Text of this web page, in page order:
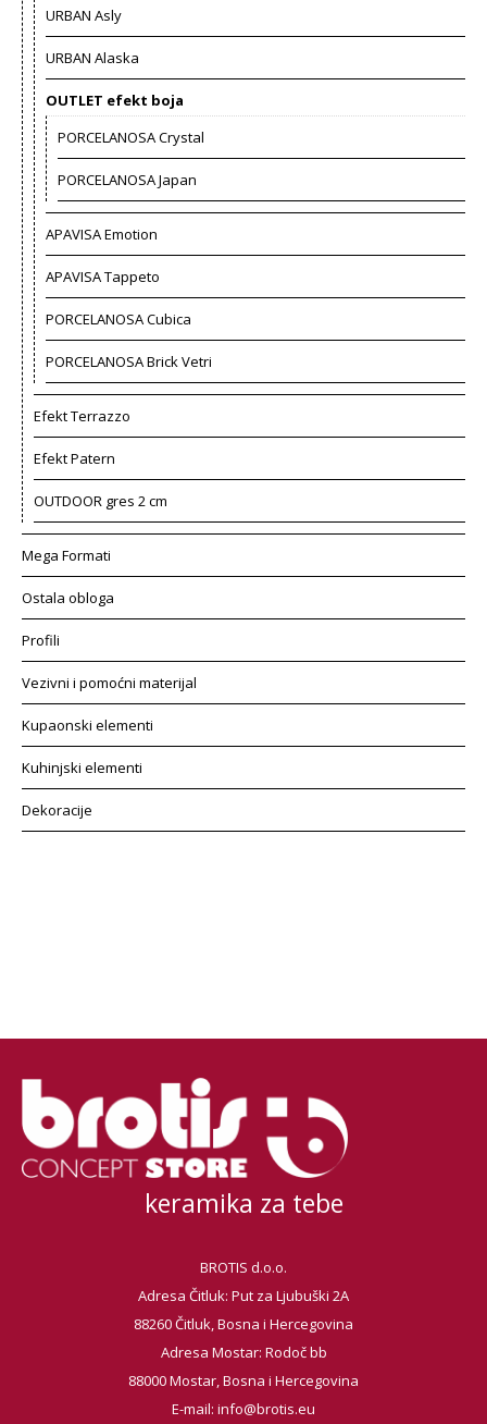
URBAN Asly
URBAN Alaska
OUTLET efekt boja
PORCELANOSA Crystal
PORCELANOSA Japan
APAVISA Emotion
APAVISA Tappeto
PORCELANOSA Cubica
PORCELANOSA Brick Vetri
Efekt Terrazzo
Efekt Patern
OUTDOOR gres 2 cm
Mega Formati
Ostala obloga
Profili
Vezivni i pomoćni materijal
Kupaonski elementi
Kuhinjski elementi
Dekoracije
keramika za tebe
BROTIS d.o.o.
Adresa Čitluk: Put za Ljubuški 2A
88260 Čitluk, Bosna i Hercegovina
Adresa Mostar: Rodoč bb
88000 Mostar, Bosna i Hercegovina
E-mail: info@brotis.eu